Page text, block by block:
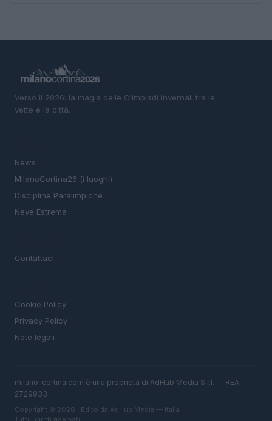
Verso il 2026: la magia delle Olimpiadi invernali tra le
vette e la città.
News
MIlanoCortina26 (i luoghi)
Discipline Paralimpiche
Neve Estrema
Contattaci
Cookie Policy
Privacy Policy
Note legali
milano-cortina.com è una proprietà di AdHub Media S.r.l. — REA
2729933
Copyright © 2026 · Edito da AdHub Media — Italia